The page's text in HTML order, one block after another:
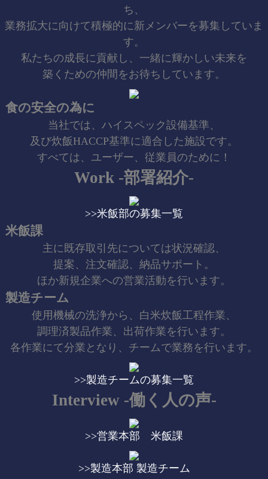
ち、
業務拡大に向けて積極的に新メンバーを募集していま
す。
私たちの成長に貢献し、一緒に輝かしい未来を
築くための仲間をお待ちしています。
食の安全の為に
当社では、ハイスペック設備基準、
及び炊飯HACCP基準に適合した施設です。
すべては、ユーザー、従業員のために！
Work -部署紹介-
>>米飯部の募集一覧
米飯課
主に既存取引先については状況確認、
提案、注文確認、納品サポート。
ほか新規企業への営業活動を行います。
製造チーム
使用機械の洗浄から、白米炊飯工程作業、
調理済製品作業、出荷作業を行います。
各作業にて分業となり、チームで業務を行います。
>>製造チームの募集一覧
Interview -働く人の声-
>>営業本部 米飯課
>>製造本部 製造チーム